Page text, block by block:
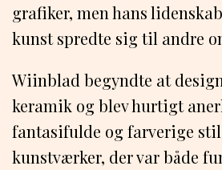
grafiker, men hans
kunst spredte sig til andre
Wiinblad begyndte at
keramik og blev hurtigt
fantasifulde og farverige
kunstværker, der var både